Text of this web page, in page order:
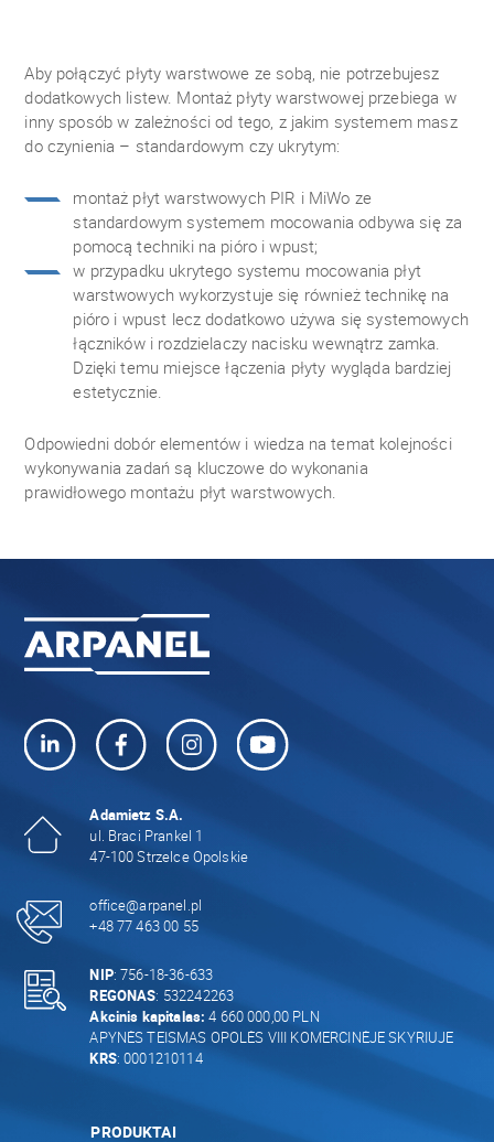
Aby połączyć płyty warstwowe ze sobą, nie potrzebujesz
dodatkowych listew. Montaż płyty warstwowej przebiega w
inny sposób w zależności od tego, z jakim systemem masz
do czynienia – standardowym czy ukrytym:
montaż płyt warstwowych PIR i MiWo ze
standardowym systemem mocowania odbywa się za
pomocą techniki na pióro i wpust;
w przypadku ukrytego systemu mocowania płyt
warstwowych wykorzystuje się również technikę na
pióro i wpust lecz dodatkowo używa się systemowych
łączników i rozdzielaczy nacisku wewnątrz zamka.
Dzięki temu miejsce łączenia płyty wygląda bardziej
estetycznie.
Odpowiedni dobór elementów i wiedza na temat kolejności
wykonywania zadań są kluczowe do wykonania
prawidłowego montażu płyt warstwowych.
Adamietz S.A.
ul. Braci Prankel 1
47-100 Strzelce Opolskie
office@arpanel.pl
+48 77 463 00 55
NIP: 756-18-36-633
REGONAS: 532242263
Akcinis kapitalas: 4 660 000,00 PLN
APYNĖS TEISMAS OPOLĖS VIII KOMERCINĖJE SKYRIUJE
KRS: 0001210114
PRODUKTAI